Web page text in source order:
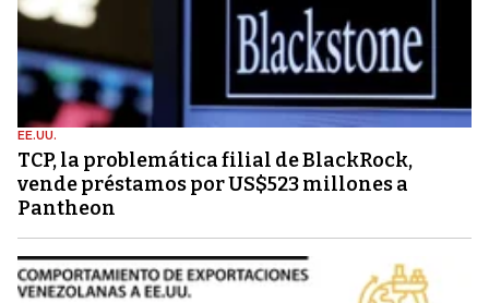
EE.UU.
TCP, la problemática filial de BlackRock,
vende préstamos por US$523 millones a
Pantheon